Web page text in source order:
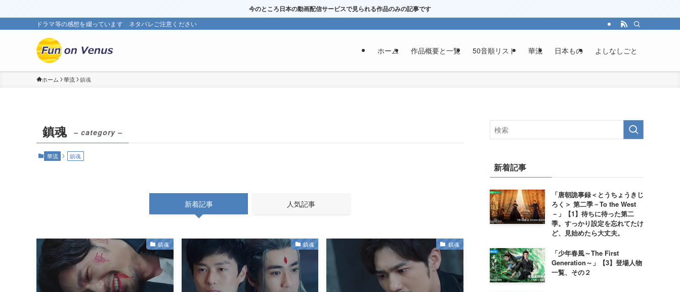
今のところ日本の動画配信サービスで見られる作品のみの記事です
ドラマ等の感想を綴っています ネタバレご注意ください
ホーム 作品概要と一覧 50音順リスト 華流 日本もの よしなしごと
ホーム 華流 鎮魂
鎮魂 – category –
華流 鎮魂
新着記事 人気記事
鎮魂 鎮魂 鎮魂
新着記事
「唐朝詭事録＜とうちょうきじ
ろく＞ 第二季－To the West
－」【1】待ちに待った第二
季。すっかり設定を忘れてたけ
ど、見始めたら大丈夫。
「少年春風～The First
Generation～」【3】登場人物
一覧、その２